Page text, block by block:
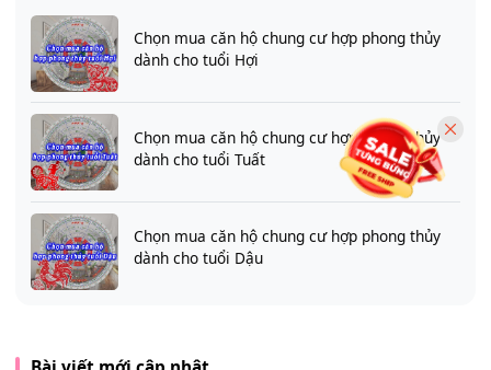
Chọn mua căn hộ chung cư hợp phong thủy
dành cho tuổi Hợi
Chọn mua căn hộ chung cư hợp phong thủy
dành cho tuổi Tuất
Chọn mua căn hộ chung cư hợp phong thủy
dành cho tuổi Dậu